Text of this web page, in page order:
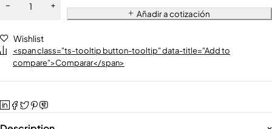
Añadir a cotización
Wishlist
<span class="ts-tooltip button-tooltip" data-title="Add to
compare">Comparar</span>